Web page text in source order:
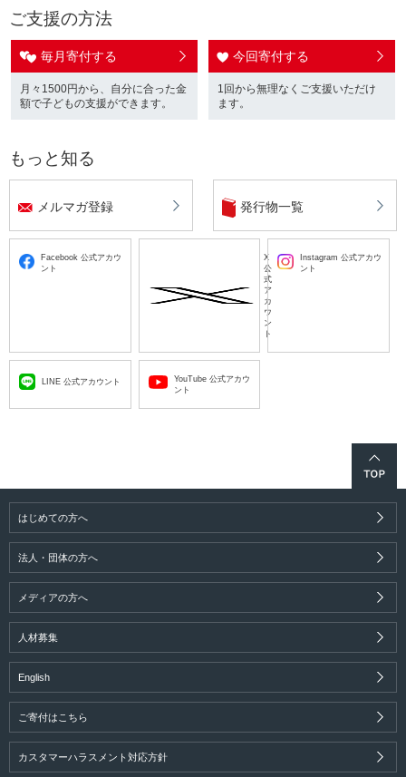
ご支援の方法
毎月寄付する
月々1500円から、自分に合った金
額で子どもの支援ができます。
今回寄付する
1回から無理なくご支援いただけ
ます。
もっと知る
メルマガ登録 発行物一覧
Facebook 公式アカウ
ント
X
公
式
ア
カ
ウ
ン
ト
Instagram 公式アカウ
ント
LINE 公式アカウント
YouTube 公式アカウ
ント
はじめての方へ
法人・団体の方へ
メディアの方へ
人材募集
English
ご寄付はこちら
カスタマーハラスメント対応方針